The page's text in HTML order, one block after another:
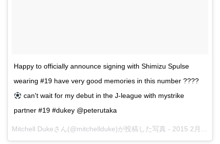
Happy to officially announce signing with Shimizu Spulse
wearing #19 have very good memories in this number ????
can't wait for my debut in the J-league with mystrike
partner #19 #dukey @peterutaka
Mitchell Dukeさん(@mitchellduke)が投稿した写真 - 2015 2月 24 12:49午前 PST